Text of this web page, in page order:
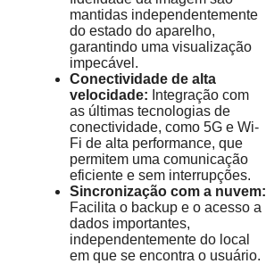
mantidas independentemente
do estado do aparelho,
garantindo uma visualização
impecável.
Conectividade de alta
velocidade: Integração com
as últimas tecnologias de
conectividade, como 5G e Wi-
Fi de alta performance, que
permitem uma comunicação
eficiente e sem interrupções.
Sincronização com a nuvem:
Facilita o backup e o acesso a
dados importantes,
independentemente do local
em que se encontra o usuário.